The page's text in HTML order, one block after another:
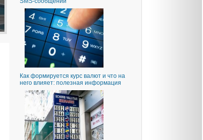
Как формируется курс валют и что на
него влияет: полезная информация